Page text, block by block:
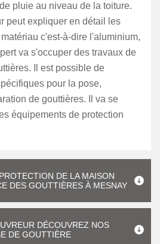
pluie au niveau de la toiture.
peut expliquer en détail les
c'est-à-dire l'aluminium,
va s'occuper des travaux de
Il est possible de
pour la pose,
de gouttières. Il va se
équipements de protection
DE LA MAISON
DES GOUTTIÈRES À MESNAY
DÉCOUVREZ NOS
DE GOUTTIÈRE